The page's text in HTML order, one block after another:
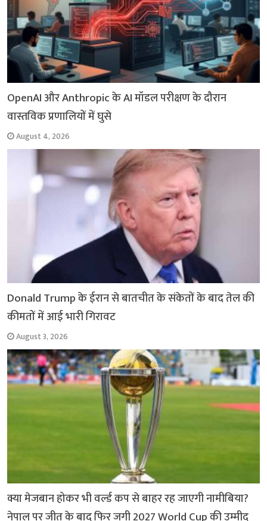
OpenAI और Anthropic के AI मॉडल परीक्षण के दौरान
वास्तविक प्रणालियों में घुसे
August 4, 2026
Donald Trump के ईरान से बातचीत के संकेतों के बाद तेल की
कीमतों में आई भारी गिरावट
August 3, 2026
क्या मेजबान होकर भी वर्ल्ड कप से बाहर रह जाएगी नामीबिया?